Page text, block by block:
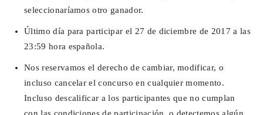
seleccionaríamos otro ganador.
Último día para participar el 27 de diciembre de 2017 a las
23:59 hora española.
Nos reservamos el derecho de cambiar, modificar, o
incluso cancelar el concurso en cualquier momento.
Incluso descalificar a los participantes que no cumplan